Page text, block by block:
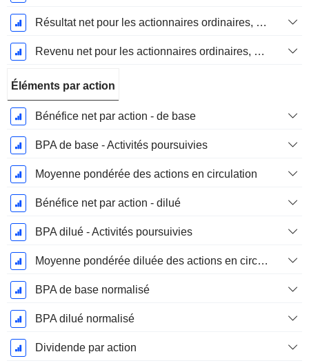
Résultat net pour les actionnaires ordinaires, éléments exceptionnels inclus.
Revenu net pour les actionnaires ordinaires, hors éléments exceptionnelsRésultat net pour les actionnaires ordinaires, éléments exceptionnels exclus.
Éléments par action
Bénéfice net par action - de base
BPA de base - Activités poursuivies
Moyenne pondérée des actions en circulation
Bénéfice net par action - dilué
BPA dilué - Activités poursuivies
Moyenne pondérée diluée des actions en circulation
BPA de base normalisé
BPA dilué normalisé
Dividende par action